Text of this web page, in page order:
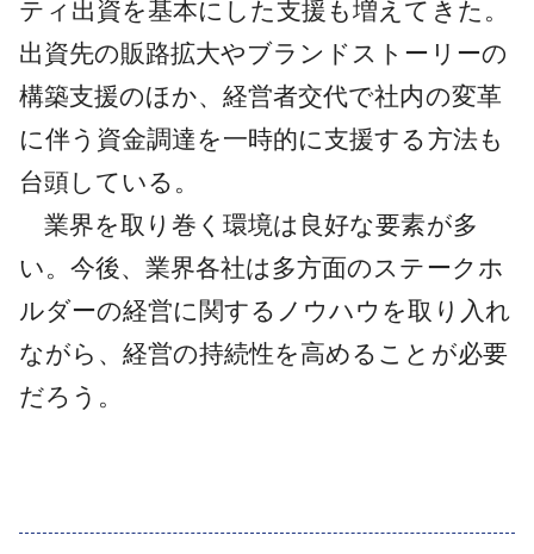
ティ出資を基本にした支援も増えてきた。
出資先の販路拡大やブランドストーリーの
構築支援のほか、経営者交代で社内の変革
に伴う資金調達を一時的に支援する方法も
台頭している。
業界を取り巻く環境は良好な要素が多
い。今後、業界各社は多方面のステークホ
ルダーの経営に関するノウハウを取り入れ
ながら、経営の持続性を高めることが必要
だろう。